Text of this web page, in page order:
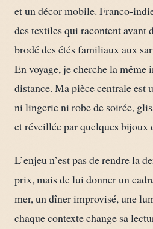
et un décor mobile. Franco-
des textiles qui racontent avant
brodé des étés familiaux aux
En voyage, je cherche la même
distance. Ma pièce centrale est
ni lingerie ni robe de soirée,
et réveillée par quelques bijoux
L’enjeu n’est pas de rendre la
prix, mais de lui donner un
mer, un dîner improvisé, une
chaque contexte change sa